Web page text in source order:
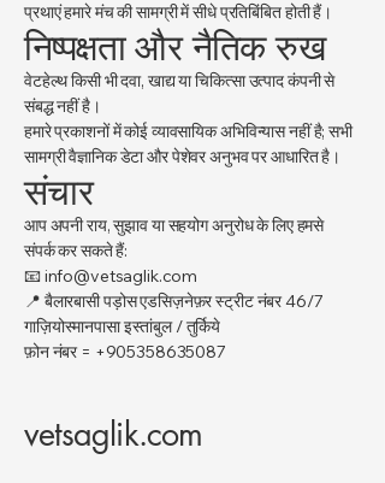
प्रथाएं हमारे मंच की सामग्री में सीधे प्रतिबिंबित होती हैं।
निष्पक्षता और नैतिक रुख
वेटहेल्थ किसी भी दवा, खाद्य या चिकित्सा उत्पाद कंपनी से
संबद्ध नहीं है।
हमारे प्रकाशनों में कोई व्यावसायिक अभिविन्यास नहीं है; सभी
सामग्री वैज्ञानिक डेटा और पेशेवर अनुभव पर आधारित है।
संचार
आप अपनी राय, सुझाव या सहयोग अनुरोध के लिए हमसे
संपर्क कर सकते हैं:
📧info@vetsaglik.com
📍 बैलारबासी पड़ोस एडसिज़नेफ़र स्ट्रीट नंबर 46/7
गाज़ियोस्मानपासा इस्तांबुल / तुर्किये
फ़ोन नंबर = +905358635087
vetsaglik.com